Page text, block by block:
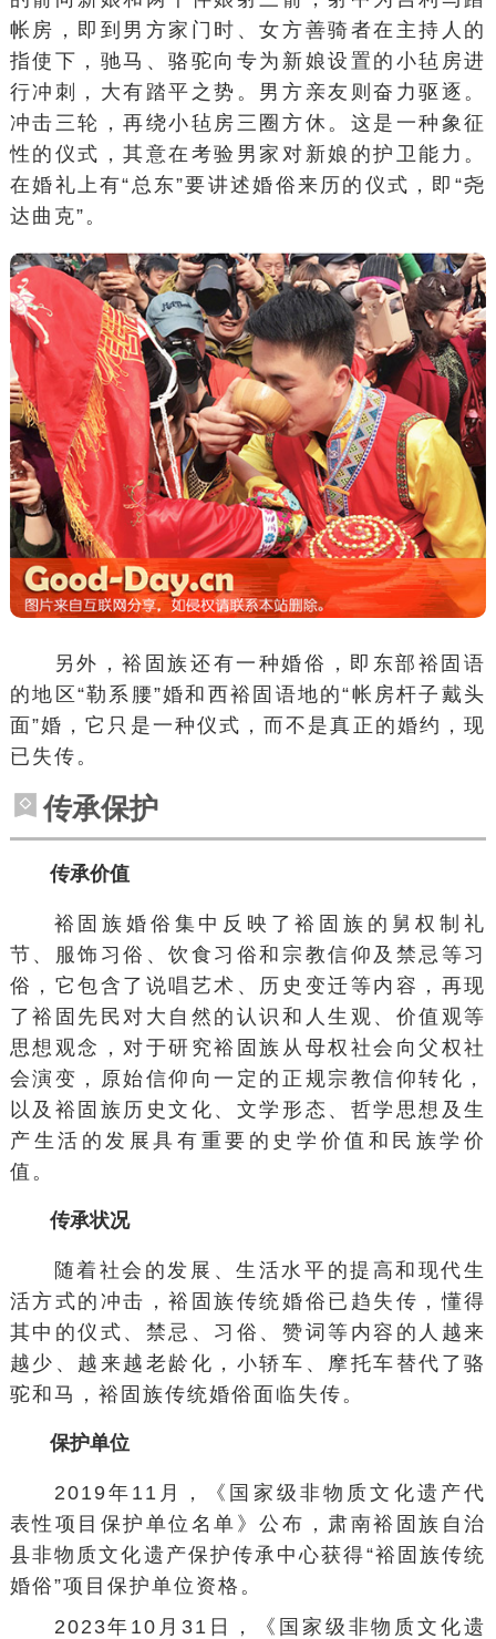
帐房，即到男方家门时、女方善骑者在主持人的
指使下，驰马、骆驼向专为新娘设置的小毡房进
行冲刺，大有踏平之势。男方亲友则奋力驱逐。
冲击三轮，再绕小毡房三圈方休。这是一种象征
性的仪式，其意在考验男家对新娘的护卫能力。
在婚礼上有“总东”要讲述婚俗来历的仪式，即“尧
达曲克”。
另外，裕固族还有一种婚俗，即东部裕固语
的地区“勒系腰”婚和西裕固语地的“帐房杆子戴头
面”婚，它只是一种仪式，而不是真正的婚约，现
已失传。
传承保护
传承价值
裕固族婚俗集中反映了裕固族的舅权制礼
节、服饰习俗、饮食习俗和宗教信仰及禁忌等习
俗，它包含了说唱艺术、历史变迁等内容，再现
了裕固先民对大自然的认识和人生观、价值观等
思想观念，对于研究裕固族从母权社会向父权社
会演变，原始信仰向一定的正规宗教信仰转化，
以及裕固族历史文化、文学形态、哲学思想及生
产生活的发展具有重要的史学价值和民族学价
值。
传承状况
随着社会的发展、生活水平的提高和现代生
活方式的冲击，裕固族传统婚俗已趋失传，懂得
其中的仪式、禁忌、习俗、赞词等内容的人越来
越少、越来越老龄化，小轿车、摩托车替代了骆
驼和马，裕固族传统婚俗面临失传。
保护单位
2019年11月，《国家级非物质文化遗产代
表性项目保护单位名单》公布， 肃南裕固族自治
县非物质文化遗产保护传承中心获得“裕固族传统
婚俗”项目保护单位资格。
2023年10月31日，《国家级非物质文化遗